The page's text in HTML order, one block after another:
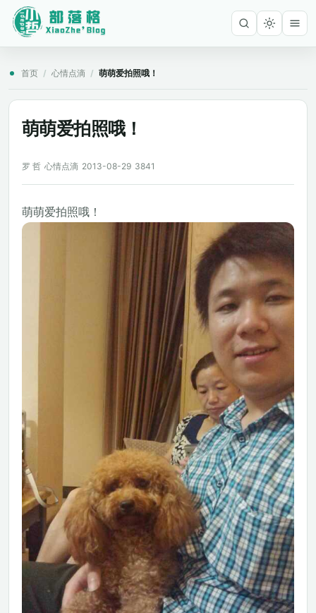
首页 / 心情点滴 / 萌萌爱拍照哦！
萌萌爱拍照哦！
罗 哲 心情点滴 2013-08-29 3841
萌萌爱拍照哦！